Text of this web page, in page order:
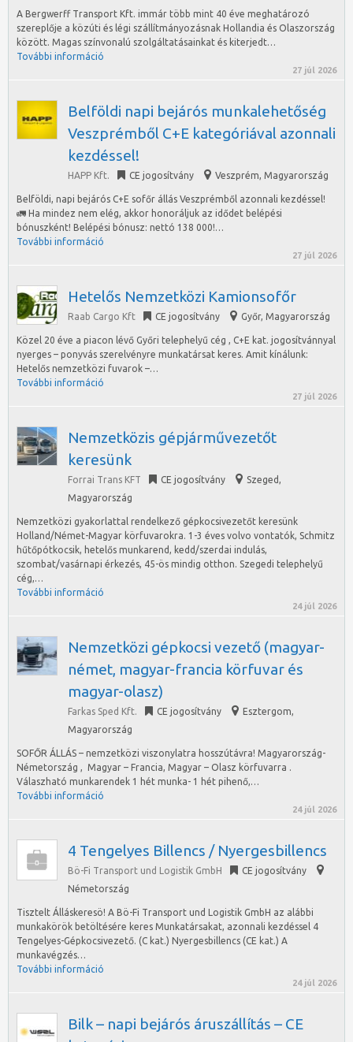
A Bergwerff Transport Kft. immár több mint 40 éve meghatározó
szereplője a közúti és légi szállítmányozásnak Hollandia és Olaszország
között. Magas színvonalú szolgáltatásainkat és kiterjedt…
További információ
27 júl 2026
Belföldi napi bejárós munkalehetőség
Veszprémből C+E kategóriával azonnali
kezdéssel!
HAPP Kft. CE jogosítvány Veszprém, Magyarország
Belföldi, napi bejárós C+E sofőr állás Veszprémből azonnali kezdéssel!
🚛 Ha mindez nem elég, akkor honoráljuk az idődet belépési
bónuszként! Belépési bónusz: nettó 138 000!…
További információ
27 júl 2026
Hetelős Nemzetközi Kamionsofőr
Raab Cargo Kft CE jogosítvány Győr, Magyarország
Közel 20 éve a piacon lévő Győri telephelyű cég , C+E kat. jogosítvánnyal
nyerges – ponyvás szerelvényre munkatársat keres. Amit kínálunk:
Hetelős nemzetközi fuvarok –…
További információ
27 júl 2026
Nemzetközis gépjárművezetőt
keresünk
Forrai Trans KFT CE jogosítvány Szeged,
Magyarország
Nemzetközi gyakorlattal rendelkező gépkocsivezetőt keresünk
Holland/Német-Magyar körfuvarokra. 1-3 éves volvo vontatók, Schmitz
hűtőpótkocsik, hetelős munkarend, kedd/szerdai indulás,
szombat/vasárnapi érkezés, 45-ös mindig otthon. Szegedi telephelyű
cég,…
További információ
24 júl 2026
Nemzetközi gépkocsi vezető (magyar-
német, magyar-francia körfuvar és
magyar-olasz)
Farkas Sped Kft. CE jogosítvány Esztergom,
Magyarország
SOFŐR ÁLLÁS – nemzetközi viszonylatra hosszútávra! Magyarország-
Németország , Magyar – Francia, Magyar – Olasz körfuvarra .
Válaszható munkarendek 1 hét munka- 1 hét pihenő,…
További információ
24 júl 2026
4 Tengelyes Billencs / Nyergesbillencs
Bö-Fi Transport und Logistik GmbH
CE jogosítvány
Németország
Tisztelt Álláskeresö! A Bö-Fi Transport und Logistik GmbH az alábbi
munkakörök betöltésére keres Munkatársakat, azonnali kezdéssel 4
Tengelyes-Gépkocsivezető. (C kat.) Nyergesbillencs (CE kat.) A
munkavégzés…
További információ
24 júl 2026
Bilk – napi bejárós áruszállítás – CE